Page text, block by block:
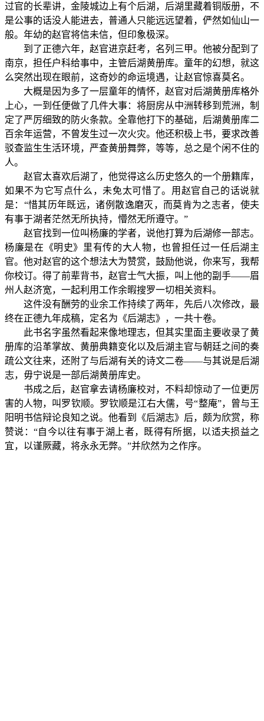
过官的长辈讲，金陵城边上有个后湖，后湖里藏着铜版册，不
是公事的话没人能进去，普通人只能远远望着，俨然如仙山一
般。年幼的赵官将信未信，但印象极深。
到了正德六年，赵官进京赶考，名列三甲。他被分配到了
南京，担任户科给事中，主管后湖黄册库。童年的幻想，就这
么突然出现在眼前，这奇妙的命运境遇，让赵官惊喜莫名。
大概是因为多了一层童年的情怀，赵官对后湖黄册库格外
上心，一到任便做了几件大事：将厨房从中洲转移到荒洲，制
定了严厉细致的防火条款。全靠他打下的基础，后湖黄册库二
百余年运营，不曾发生过一次火灾。他还积极上书，要求改善
驳查监生生活环境，严查黄册舞弊，等等，总之是个闲不住的
人。
赵官太喜欢后湖了，他觉得这么历史悠久的一个册籍库，
如果不为它写点什么，未免太可惜了。用赵官自己的话说就
是：“惜其历年既远，诸例散逸磨灭，而莫肯为之志者，使夫
有事于湖者茫然无所执持，懵然无所遵守。”
赵官找到一位叫杨廉的学者，说他打算为后湖修一部志。
杨廉是在《明史》里有传的大人物，也曾担任过一任后湖主
官。他对赵官的这个想法大为赞赏，鼓励他说，你来写，我帮
你校订。得了前辈背书，赵官士气大振，叫上他的副手——眉
州人赵济宽，一起利用工作余暇搜罗一切相关资料。
这件没有酬劳的业余工作持续了两年，先后八次修改，最
终在正德九年成稿，定名为《后湖志》，一共十卷。
此书名字虽然看起来像地理志，但其实里面主要收录了黄
册库的沿革掌故、黄册典籍变化以及后湖主官与朝廷之间的奏
疏公文往来，还附了与后湖有关的诗文二卷——与其说是后湖
志，毋宁说是一部后湖黄册库史。
书成之后，赵官拿去请杨廉校对，不料却惊动了一位更厉
害的人物，叫罗钦顺。罗钦顺是江右大儒，号“整庵”，曾与王
阳明书信辩论良知之说。他看到《后湖志》后，颇为欣赏，称
赞说：“自今以往有事于湖上者，既得有所据，以适夫损益之
宜，以谨厥藏，将永永无弊。”并欣然为之作序。